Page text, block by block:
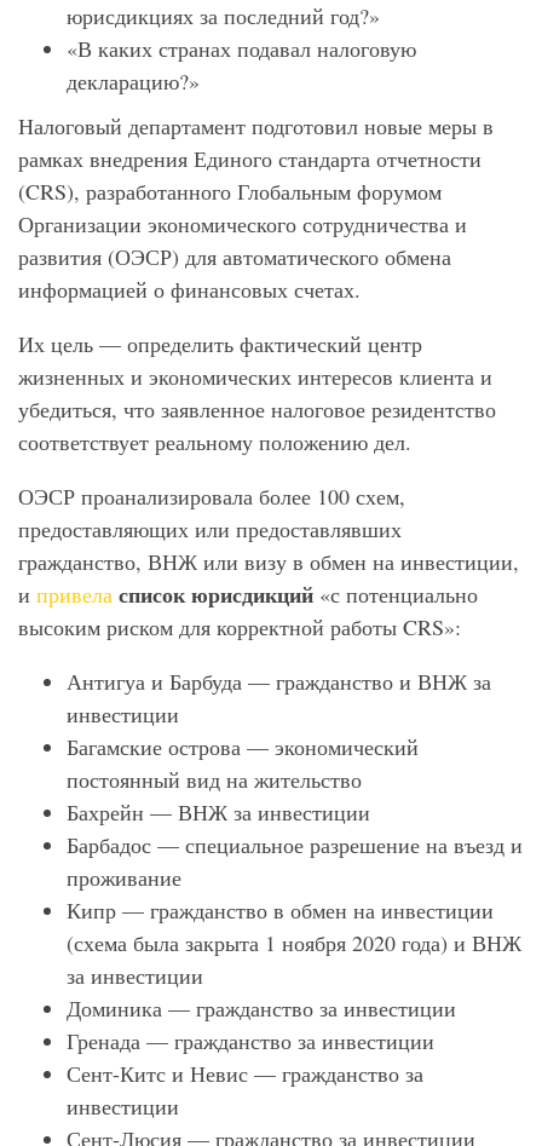
юрисдикциях за последний год?»
«В каких странах подавал налоговую
декларацию?»
Налоговый департамент подготовил новые меры в
рамках внедрения Единого стандарта отчетности
(CRS), разработанного Глобальным форумом
Организации экономического сотрудничества и
развития (ОЭСР) для автоматического обмена
информацией о финансовых счетах.
Их цель — определить фактический центр
жизненных и экономических интересов клиента и
убедиться, что заявленное налоговое резидентство
соответствует реальному положению дел.
ОЭСР проанализировала более 100 схем,
предоставляющих или предоставлявших
гражданство, ВНЖ или визу в обмен на инвестиции,
и привела список юрисдикций «с потенциально
высоким риском для корректной работы CRS»:
Антигуа и Барбуда — гражданство и ВНЖ за
инвестиции
Багамские острова — экономический
постоянный вид на жительство
Бахрейн — ВНЖ за инвестиции
Барбадос — специальное разрешение на въезд и
проживание
Кипр — гражданство в обмен на инвестиции
(схема была закрыта 1 ноября 2020 года) и ВНЖ
за инвестиции
Доминика — гражданство за инвестиции
Гренада — гражданство за инвестиции
Сент-Китс и Невис — гражданство за
инвестиции
Сент-Люсия — гражданство за инвестиции